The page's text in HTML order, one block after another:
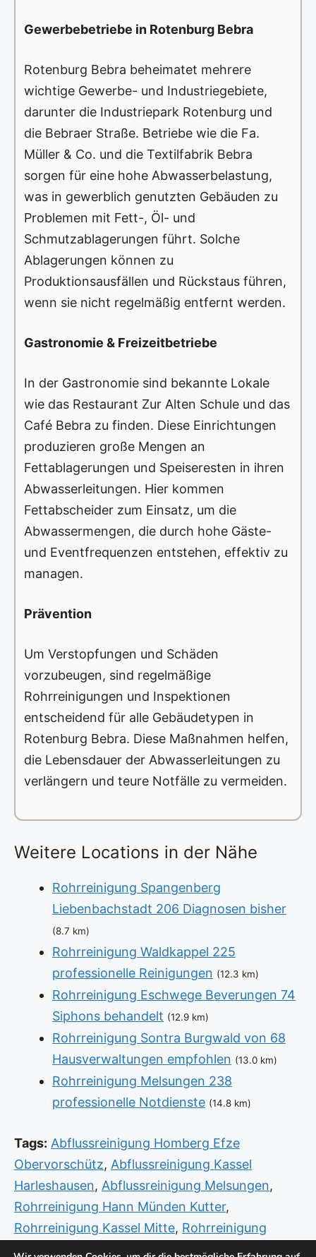
Gewerbebetriebe in Rotenburg Bebra
Rotenburg Bebra beheimatet mehrere
wichtige Gewerbe- und Industriegebiete,
darunter die Industriepark Rotenburg und
die Bebraer Straße. Betriebe wie die Fa.
Müller & Co. und die Textilfabrik Bebra
sorgen für eine hohe Abwasserbelastung,
was in gewerblich genutzten Gebäuden zu
Problemen mit Fett-, Öl- und
Schmutzablagerungen führt. Solche
Ablagerungen können zu
Produktionsausfällen und Rückstaus führen,
wenn sie nicht regelmäßig entfernt werden.
Gastronomie & Freizeitbetriebe
In der Gastronomie sind bekannte Lokale
wie das Restaurant Zur Alten Schule und das
Café Bebra zu finden. Diese Einrichtungen
produzieren große Mengen an
Fettablagerungen und Speiseresten in ihren
Abwasserleitungen. Hier kommen
Fettabscheider zum Einsatz, um die
Abwassermengen, die durch hohe Gäste-
und Eventfrequenzen entstehen, effektiv zu
managen.
Prävention
Um Verstopfungen und Schäden
vorzubeugen, sind regelmäßige
Rohrreinigungen und Inspektionen
entscheidend für alle Gebäudetypen in
Rotenburg Bebra. Diese Maßnahmen helfen,
die Lebensdauer der Abwasserleitungen zu
verlängern und teure Notfälle zu vermeiden.
Weitere Locations in der Nähe
Rohrreinigung Spangenberg
Liebenbachstadt 206 Diagnosen bisher
(8.7 km)
Rohrreinigung Waldkappel 225
professionelle Reinigungen (12.3 km)
Rohrreinigung Eschwege Beverungen 74
Siphons behandelt (12.9 km)
Rohrreinigung Sontra Burgwald von 68
Hausverwaltungen empfohlen (13.0 km)
Rohrreinigung Melsungen 238
professionelle Notdienste (14.8 km)
Tags: Abflussreinigung Homberg Efze
Obervorschütz, Abflussreinigung Kassel
Harleshausen, Abflussreinigung Melsungen,
Rohrreinigung Hann Münden Kutter,
Rohrreinigung Kassel Mitte, Rohrreinigung
Vellmar Nord
Rohrreinigung Witzenhausen